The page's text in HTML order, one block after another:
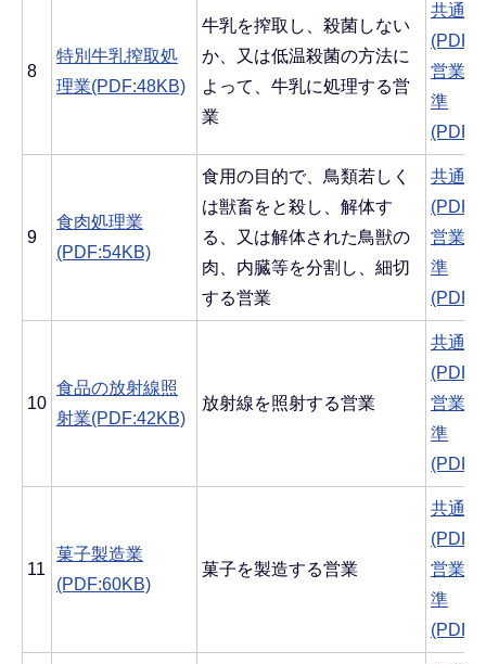
8
特別牛乳搾取処
理業(PDF:48KB)
牛乳を搾取し、殺菌しない
か、又は低温殺菌の方法に
よって、牛乳に処理する営
業
共通
営業
準
9
食肉処理業
(PDF:54KB)
食用の目的で、鳥類若しく
は獣畜をと殺し、解体す
る、又は解体された鳥獣の
肉、内臓等を分割し、細切
する営業
共通
営業
準
10
食品の放射線照
射業(PDF:42KB)
放射線を照射する営業
共通
営業
準
11
菓子製造業
(PDF:60KB)
菓子を製造する営業
共通
営業
準